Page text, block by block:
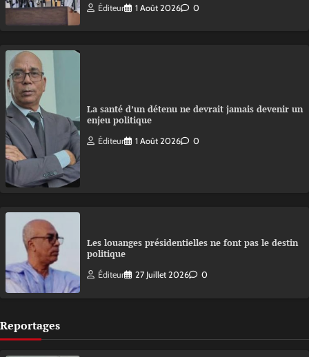
Éditeur 1 Août 2026 0
La santé d’un détenu ne devrait jamais devenir un
enjeu politique
Éditeur 1 Août 2026 0
Les louanges présidentielles ne font pas le destin
politique
Éditeur 27 Juillet 2026 0
Reportages